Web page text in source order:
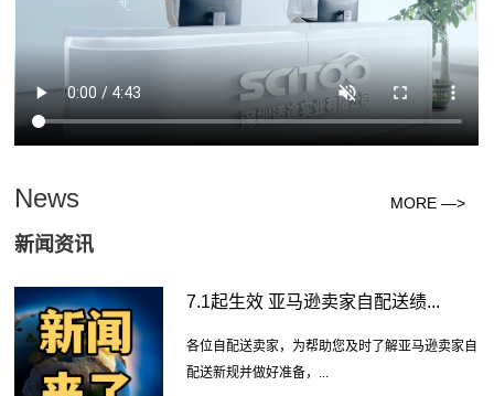
News
新闻资讯
MORE —>
7.1起生效 亚马逊卖家自配送绩...
各位自配送卖家，为帮助您及时了解亚马逊卖家自
配送新规并做好准备，...